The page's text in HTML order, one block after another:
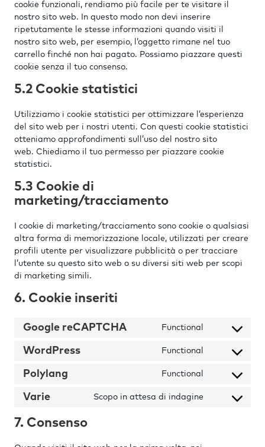
cookie funzionali, rendiamo più facile per te visitare il
nostro sito web. In questo modo non devi inserire
ripetutamente le stesse informazioni quando visiti il
nostro sito web, per esempio, l’oggetto rimane nel tuo
carrello finché non hai pagato. Possiamo piazzare questi
cookie senza il tuo consenso.
5.2 Cookie statistici
Utilizziamo i cookie statistici per ottimizzare l’esperienza
del sito web per i nostri utenti. Con questi cookie statistici
otteniamo approfondimenti sull’uso del nostro sito
web. Chiediamo il tuo permesso per piazzare cookie
statistici.
5.3 Cookie di
marketing/tracciamento
I cookie di marketing/tracciamento sono cookie o qualsiasi
altra forma di memorizzazione locale, utilizzati per creare
profili utente per visualizzare pubblicità o per tracciare
l’utente su questo sito web o su diversi siti web per scopi
di marketing simili.
6. Cookie inseriti
Google reCAPTCHA Functional
Consent
google-
WordPress Functional
Consent
wordpress
Polylang Functional
Consent
Varie Scopo in attesa di indagine
Consent
7. Consenso